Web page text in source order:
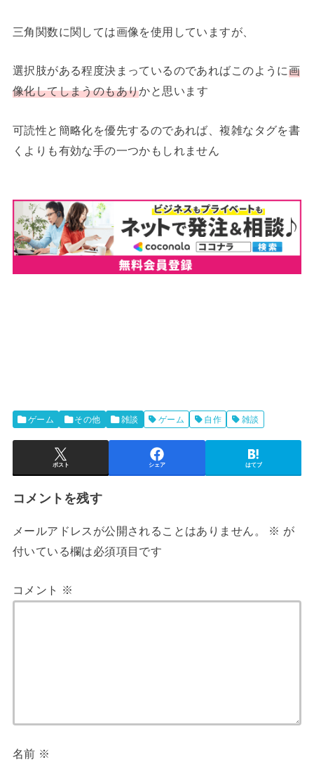
三角関数に関しては画像を使用していますが、
選択肢がある程度決まっているのであればこのように画
像化してしまうのもありかと思います
可読性と簡略化を優先するのであれば、複雑なタグを書
くよりも有効な手の一つかもしれません
ゲーム その他 雑談 ゲーム 自作 雑談
ポスト シェア はてブ
コメントを残す
メールアドレスが公開されることはありません。 ※ が
付いている欄は必須項目です
コメント ※
名前 ※